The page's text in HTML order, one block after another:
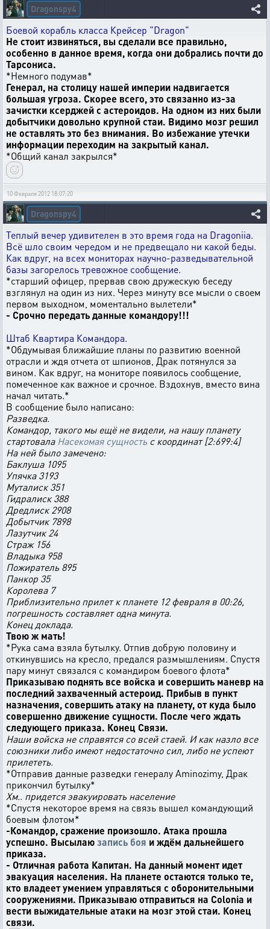
Dragonspy4
Боевой корабль класса Крейсер "Dragon"
Не стоит извиняться, вы сделали все правильно,
особенно в данное время, когда они добрались почти до
Тарсониса.
*Немного подумав*
Генерал, на столицу нашей империи надвигается
большая угроза. Скорее всего, это связанно из-за
зачистки ксерджей с астероидов. На одном из них были
добытчики довольно крупной стаи. Видимо мозг решил
не оставлять это без внимания. Во избежание утечки
информации переходим на закрытый канал.
*Общий канал закрылся*
10 Февраля 2012 18:07:20
Dragonspy4
Теплый вечер удивителен в это время года на Dragoniia.
Всё шло своим чередом и не предвещало ни какой беды.
Как вдруг, на всех мониторах научно-разведывательной
базы загорелось тревожное сообщение.
*старший офицер, прервав свою дружескую беседу
взглянул на один из них. Через минуту все мысли о своем
первом выходном, моментально вылетели*
- Срочно передать данные командору!!!
Штаб Квартира Командора.
*Обдумывая ближайшие планы по развитию военной
отрасли и ждя отчета от шпионов, Драк потянулся за
вином. Как вдруг, на мониторе появилось сообщение,
помеченное как важное и срочное. Вздохнув, вместо вина
начал читать.*
В сообщение было написано:
Разведка.
Командор, такого мы ещё не видели, на нашу планету
стартовала Насекомая сущность с координат [2:699:4]
На ней было замечено:
Баклуша 1095
Упячка 3193
Муталиск 351
Гидралиск 388
Дредлиск 2908
Добытчик 7898
Лазутчик 24
Страж 156
Владыка 958
Пожиратель 895
Панкор 35
Королева 7
Приблизительно прилет к планете 12 февраля в 00:26,
погрешность составляет одна минута.
Конец доклада.
Твою ж мать!
*Рука сама взяла бутылку. Отпив добрую половину и
откинувшись на кресло, предался размышлениям. Спустя
пару минут связался с командиром боевого флота*
Приказываю поднять все войска и совершить маневр на
последний захваченный астероид. Прибыв в пункт
назначения, совершить атаку на планету, от куда было
совершенно движение сущности. После чего ждать
следующего приказа. Конец Связи.
Наши войска не справятся со всей стаей. И как назло все
союзники либо имеют недостаточно сил, либо не успеют
прилететь.
*Отправив данные разведки генералу Aminozimу, Драк
прикончил бутылку*
Хм.. придется эвакуировать население
*Спустя некоторое время на связь вышел командующий
боевым флотом*
-Командор, сражение произошло. Атака прошла
успешно. Высылаюзапись боя и ждём дальнейшего
приказа.
- Отличная работа Капитан. На данный момент идет
эвакуация населения. На планете остаются только те,
кто владеет умением управляться с оборонительными
сооружениями. Приказываю отправиться на Colonia и
вести выжидательные атаки на мозг этой стаи. Конец
связи.